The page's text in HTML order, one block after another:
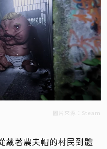
圖片來源：Steam
著農夫帽的村民到體